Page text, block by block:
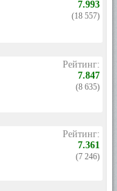
7.993
(18 557)
Рейтинг:
7.847
(8 635)
Рейтинг:
7.361
(7 246)